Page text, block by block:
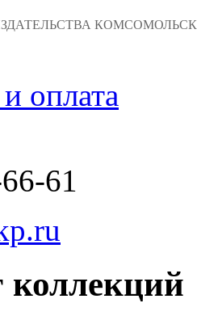
оплата
61
коллекций